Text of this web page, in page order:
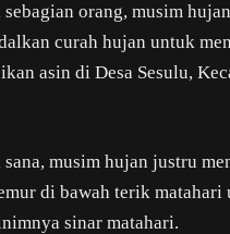
sebagian orang, musim
curah hujan untuk
asin di Desa Sesulu,
musim hujan justru
di bawah terik
sinar matahari.